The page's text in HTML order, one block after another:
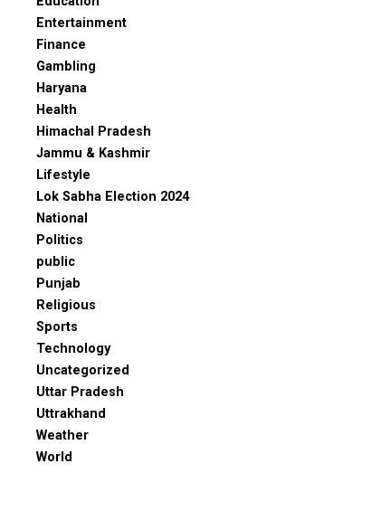
Entertainment
Finance
Gambling
Haryana
Health
Himachal Pradesh
Jammu & Kashmir
Lifestyle
Lok Sabha Election 2024
National
Politics
public
Punjab
Religious
Sports
Technology
Uncategorized
Uttar Pradesh
Uttrakhand
Weather
World